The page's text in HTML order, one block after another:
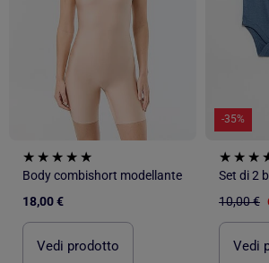
Body combishort modellante
18,00 €
Vedi prodotto
-35%
10,00 €
Vedi